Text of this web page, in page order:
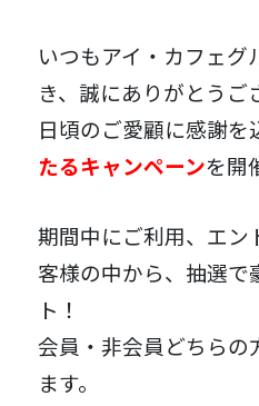
いつもアイ・カフェグ
き、誠にありがとうご
日頃のご愛顧に感謝を
たるキャンペーンを開
期間中にご利用、エン
客様の中から、抽選で
ト！
会員・非会員どちらの
ます。